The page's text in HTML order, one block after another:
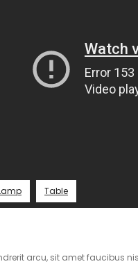
Table
arcu, sit amet faucibus